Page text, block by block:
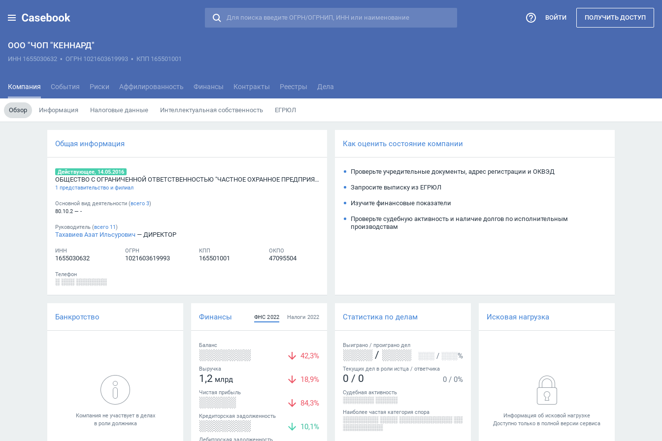
ООО "ЧОП "КЕННАРД"
ИНН 1655030632 • ОГРН 1021603619993 • КПП 165501001
Компания События Риски Аффилированность Финансы Контракты Реестры Дела
Обзор Информация Налоговые данные Интеллектуальная собственность ЕГРЮЛ
ВОЙТИ ПОЛУЧИТЬ ДОСТУП
Общая информация
Действующее, 14.05.2016
ОБЩЕСТВО С ОГРАНИЧЕННОЙ ОТВЕТСТВЕННОСТЬЮ "ЧАСТНОЕ ОХРАННОЕ ПРЕДПРИЯТИЕ "КЕННАРД"
1 представительство и филиал
Основной вид деятельности (всего 3)
80.10.2 — -
Руководитель (всего 11)
Тахавиев Азат Ильсурович — ДИРЕКТОР
ИНН
1655030632
ОГРН
1021603619993
КПП
165501001
ОКПО
47095504
Телефон
░ ░░░ ░░░░░░░
Как оценить состояние компании
Проверьте учредительные документы, адрес регистрации и ОКВЭД
Запросите выписку из ЕГРЮЛ
Изучите финансовые показатели
Проверьте судебную активность и наличие долгов по исполнительным
производствам
Банкротство Финансы ФНС 2022 Налоги 2022
Баланс
░░░░░░░ 42,3%
Выручка
1,2 млрд 18,9%
Чистая прибыль
░░░░░ 84,3%
Кредиторская задолженность
░░░░░░░ 10,1%
Дебиторская задолженность
Статистика по делам
Выиграно / проиграно дел
░░░░ / ░░░░ ░░░ / ░░░%
Текущих дел в роли истца / ответчика
0 / 0 0 / 0%
Судебная активность
░░░░░░░ ░░░░░
Наиболее частая категория спора
░░░░░░░░ ░░░░ ░░░░░░░░░░░░ ░░
░░░░░░░░░
Исковая нагрузка